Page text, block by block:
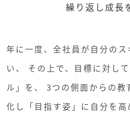
繰り返し成長
年に一度、全社員が自分の
い、
その上で、目標に対し
ル」を、
3つの側面からの教
化し「目指す姿」に自分を高